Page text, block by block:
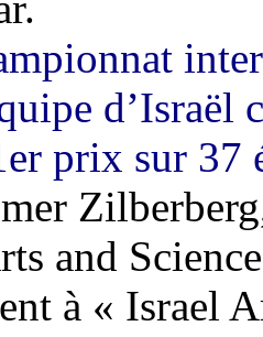
d’Israël
prix sur 37
and
à « Israel